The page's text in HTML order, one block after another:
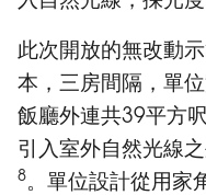
此次開放的無改動
本，三房間隔，單
飯廳外連共39平方呎
引入室外自然光線
8。單位設計從用家